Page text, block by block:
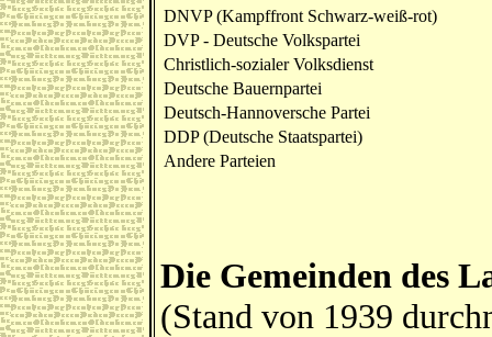
DNVP (Kampffront Schwarz-weiß-rot)
DVP - Deutsche Volkspartei
Christlich-sozialer Volksdienst
Deutsche Bauernpartei
Deutsch-Hannoversche Partei
DDP (Deutsche Staatspartei)
Andere Parteien
Die Gemeinden des
(Stand von 1939